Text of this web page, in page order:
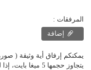
المرفقات :
إضافة
يمكنكم إرفاق أية وثيقة (
يتجاوز حجمها 5